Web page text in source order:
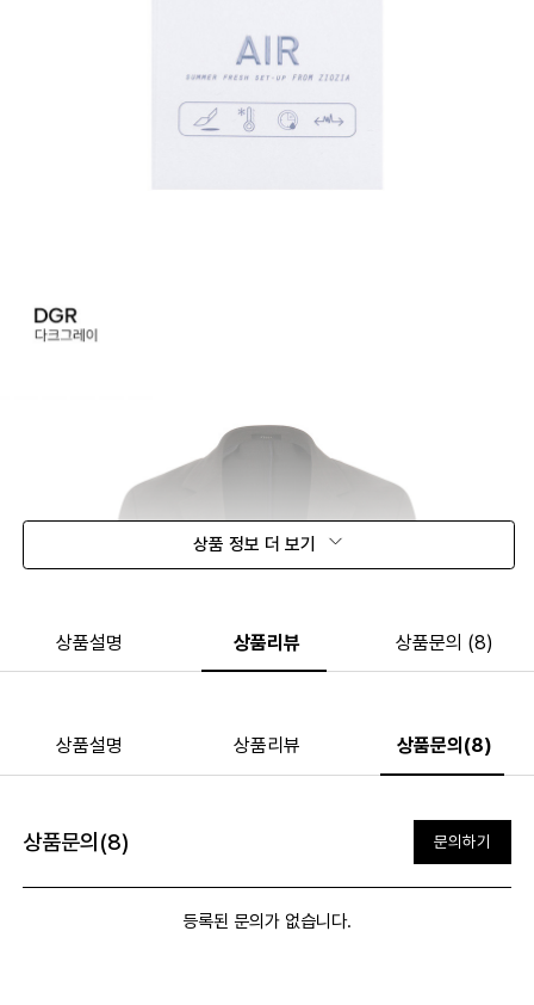
상품 정보 더 보기
상품설명 상품리뷰 상품문의 (8)
상품설명 상품리뷰 상품문의(8)
상품문의(8) 문의하기
등록된 문의가 없습니다.